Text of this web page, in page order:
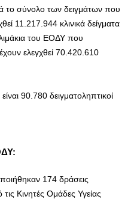
το σύνολο των δειγμάτων που
11.217.944 κλινικά δείγματα
του ΕΟΔΥ που
ελεγχθεί 70.420.610
90.780 δειγματοληπτικοί
174 δράσεις
Κινητές Ομάδες Υγείας